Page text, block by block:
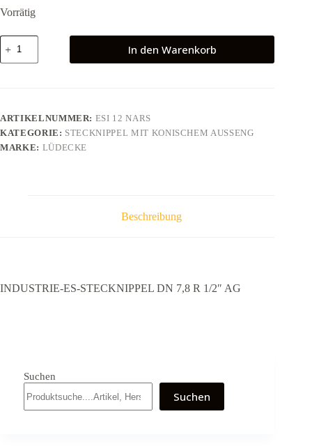
Vorrätig
INDUSTRIE-
ES-
STECKNIPPEL
AG
Menge
In den Warenkorb
ARTIKELNUMMER: ESI 12 NARS
KATEGORIE: STECKNIPPEL MIT KONISCHEM AUSSENG
MARKE: LÜDECKE
Beschreibung
INDUSTRIE-ES-STECKNIPPEL DN 7,8 R 1/2″ AG
Suchen
Suchen